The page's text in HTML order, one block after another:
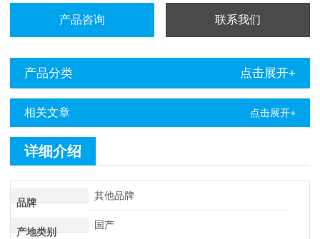
产品咨询 联系我们
产品分类 点击展开+
相关文章 点击展开+
详细介绍
品牌
其他品牌
产地类别
国产